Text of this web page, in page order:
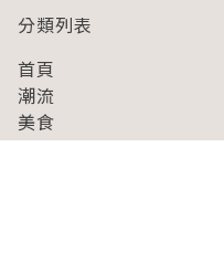
分類列表
首頁
潮流
美食
藝能娛樂